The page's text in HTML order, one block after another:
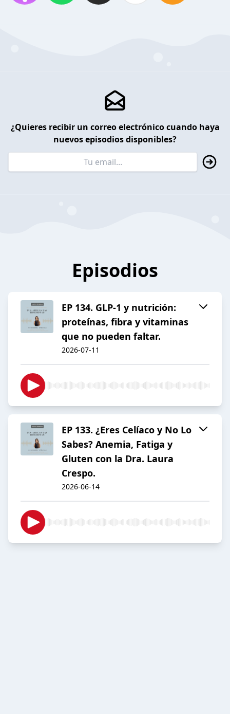
¿Quieres recibir un correo electrónico cuando haya
nuevos episodios disponibles?
Episodios
EP 134. GLP-1 y nutrición:
proteínas, fibra y vitaminas
que no pueden faltar.
2026-07-11
EP 133. ¿Eres Celíaco y No Lo
Sabes? Anemia, Fatiga y
Gluten con la Dra. Laura
Crespo.
2026-06-14